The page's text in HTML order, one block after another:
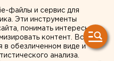
улицу для
судья, признавший
файлы и сервис для
Эти инструменты
понимать интересы
контент. Вся
в обезличенном виде и
анализа.